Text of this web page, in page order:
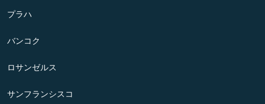
プラハ
バンコク
ロサンゼルス
サンフランシスコ